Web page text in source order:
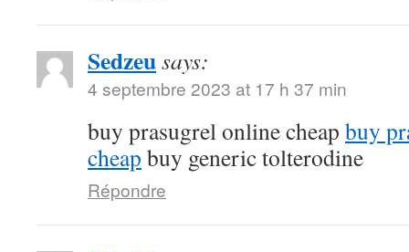
Sedzeusays:
4 septembre 2023 at 17 h 37 min
buy prasugrel online cheap buy
cheap buy generic tolterodine
Répondre